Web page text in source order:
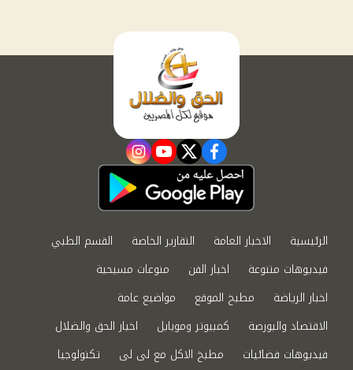
facebook
twitter
youtube
instagram
الرئيسية الاخبار العامة التقارير الخاصة
القسم الطبي
فيديوهات متنوعة
اخبار الفن
منوعات مسيحية
اخبار الرياضة
مطبخ الموقع
مواضيع عامة
الاقتصاد والبورصة
كمبيوتر وموبايل
اخبار الحق والضلال
فيديوهات فضائيات
مطبخ الاكل مع لى لى تكنولوجيا